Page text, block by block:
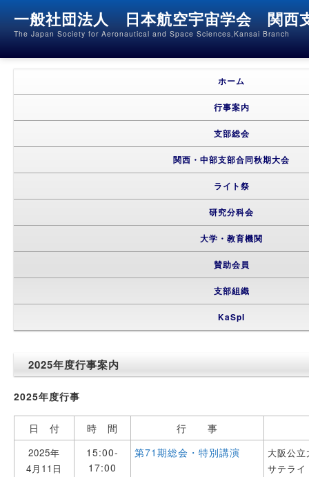
一般社団法人 日本航空宇宙学会 関西
The Japan Society for Aeronautical and Space Sciences,Kansai Branch
ホーム
行事案内
支部総会
関西・中部支部合同秋期大会
ライト祭
研究分科会
大学・教育機関
賛助会員
支部組織
KaSpI
2025年度行事案内
2025年度行事
日 付 時 間 行 事
2025年
4月11日
15:00-
17:00
第71期総会・特別講演
大阪公
サテライ